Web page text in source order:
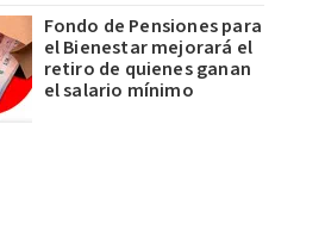
Fondo de Pensiones para
el Bienestar mejorará el
retiro de quienes ganan
el salario mínimo